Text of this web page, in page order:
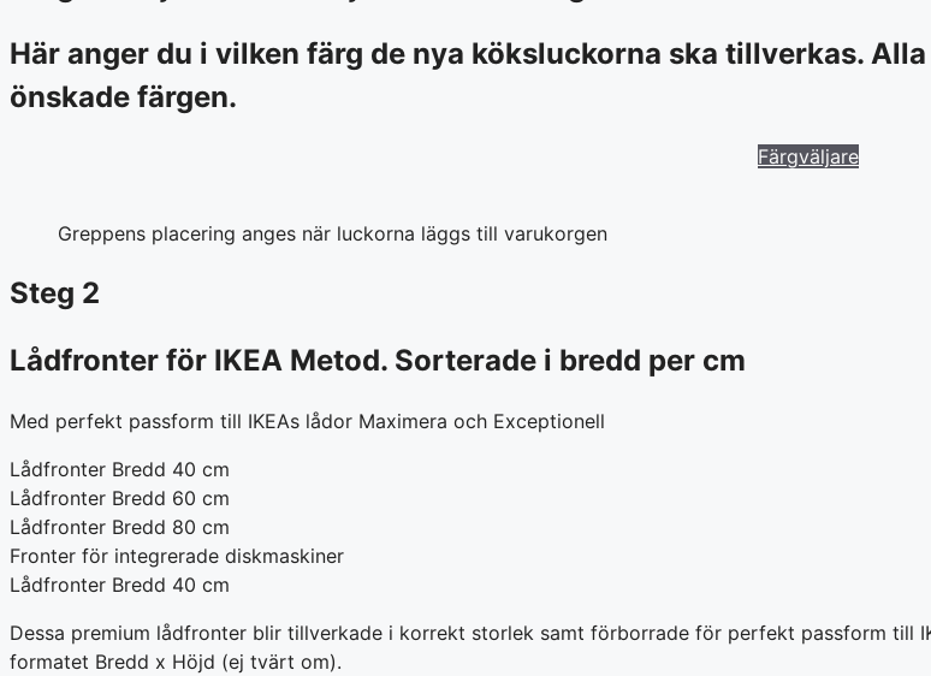
Här anger du i vilken färg de nya köksluckorna ska tillverkas.
önskade färgen.
Färgväljare
Greppens placering anges när luckorna läggs till varukorgen
Steg 2
Lådfronter för IKEA Metod. Sorterade i bredd per cm
Med perfekt passform till IKEAs lådor Maximera och Exceptionell
Lådfronter Bredd 40 cm
Lådfronter Bredd 60 cm
Lådfronter Bredd 80 cm
Fronter för integrerade diskmaskiner
Lådfronter Bredd 40 cm
Dessa premium lådfronter blir tillverkade i korrekt storlek samt förborrade för perfekt passform till
formatet Bredd x Höjd (ej tvärt om).